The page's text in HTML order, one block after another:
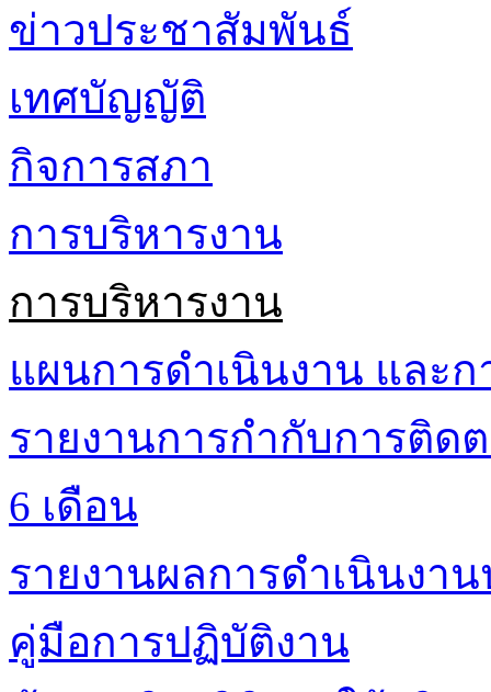
ข่าวประชาสัมพันธ์
เทศบัญญัติ
กิจการสภา
การบริหารงาน
การบริหารงาน
แผนการดำเนินงาน และ
รายงานการกำกับการติด
6 เดือน
รายงานผลการดำเนินงา
คู่มือการปฏิบัติงาน